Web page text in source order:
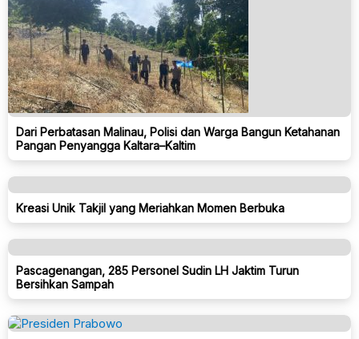
Dari Perbatasan Malinau, Polisi dan Warga Bangun Ketahanan
Pangan Penyangga Kaltara–Kaltim
Kreasi Unik Takjil yang Meriahkan Momen Berbuka
Pascagenangan, 285 Personel Sudin LH Jaktim Turun
Bersihkan Sampah